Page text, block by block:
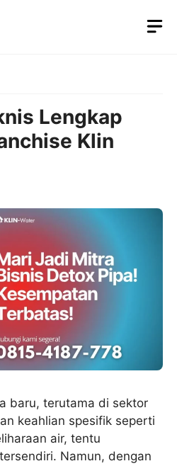
Lengkap
Klin
baru, terutama di sektor
keahlian spesifik seperti
air, tentu
Namun, dengan